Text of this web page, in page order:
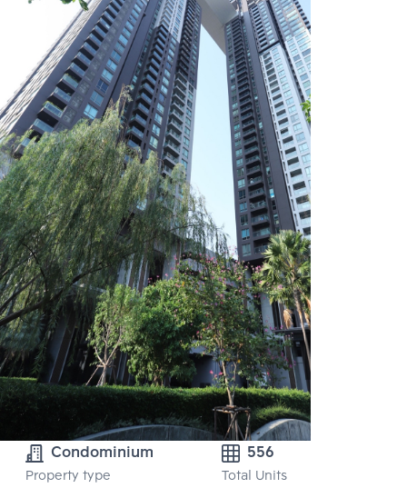
Condominium
Property type
556
Total Units